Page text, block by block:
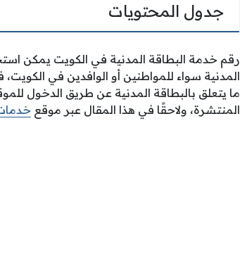
جدول المحتويات
رقم خدمة البطاقة المدنية في الكويت يمكن
المدنية سواء للمواطنين أو الوافدين في
ما يتعلق بالبطاقة المدنية عن طريق الدخول
المنتشرة، ولاحقًا في هذا المقال عبر موقع